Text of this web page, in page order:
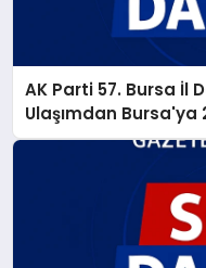
AK Parti 57. Bursa İl
Ulaşımdan Bursa'ya
müjdesi